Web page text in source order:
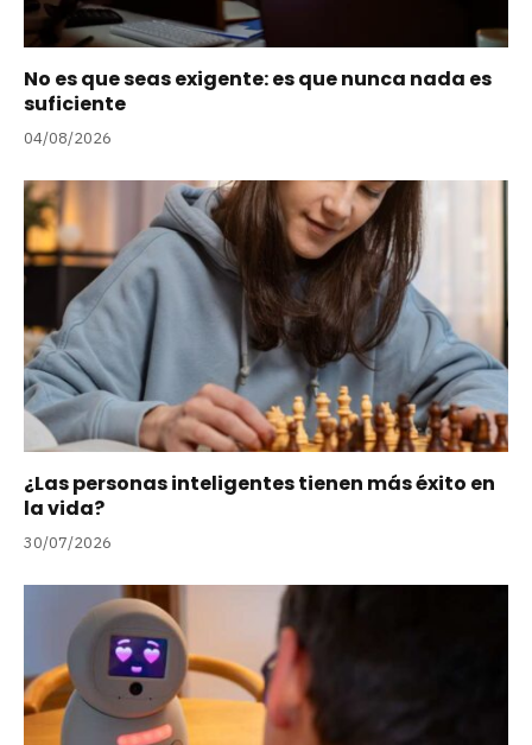
No es que seas exigente: es que nunca nada es
suficiente
04/08/2026
¿Las personas inteligentes tienen más éxito en
la vida?
30/07/2026